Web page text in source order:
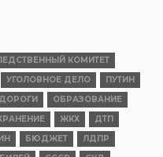
КОМИТЕТ
УГОЛОВНОЕ ДЕЛО
ПУТИН
ДОРОГИ
ОБРАЗОВАНИЕ
ЖКХ
ДТП
БЮДЖЕТ
ЛДПР